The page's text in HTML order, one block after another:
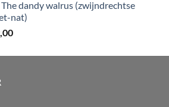
€10,00.
dandy walrus (zwijndrechtse
nat)
Huidige
is: